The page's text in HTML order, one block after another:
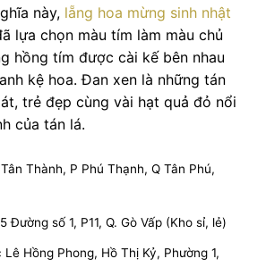
này, lẵng hoa mừng sinh nhật
lựa chọn màu tím làm màu chủ
hồng tím được cài kế bên nhau
kệ hoa. Đan xen là những tán
trẻ đẹp cùng vài hạt quả đỏ nổi
của tán lá.
Thành, P Phú Thạnh, Q Tân Phú,
Đường số 1, P11, Q. Gò Vấp (Kho sỉ, lẻ)
Lê Hồng Phong, Hồ Thị Kỷ, Phường 1,